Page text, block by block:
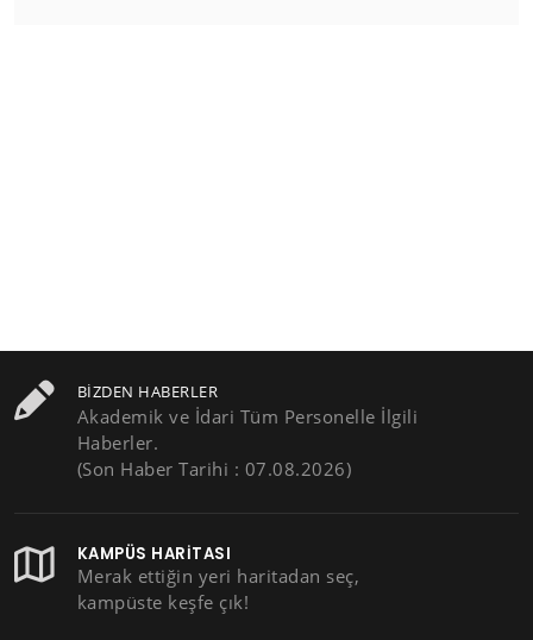
BIZDEN HABERLER
Akademik ve İdari Tüm Personelle İlgili
Haberler.
(Son Haber Tarihi : 07.08.2026)
KAMPÜS HARITASI
Merak ettiğin yeri haritadan seç,
kampüste keşfe çık!